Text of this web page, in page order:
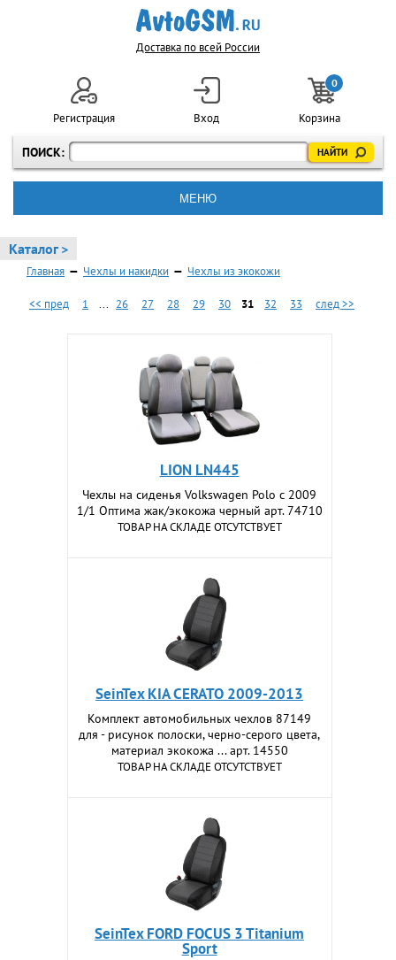
Доставка по всей России
ПОИСК:
Регистрация Вход
0
Корзина
МЕНЮ
Каталог >
Главная — Чехлы и накидки — Чехлы из экокожи
<< пред 1 ... 26 27 28 29 30 31 32 33 след >>
LION LN445
Чехлы на сиденья Volkswagen Polo c 2009
1/1 Оптима жак/экокожа черный арт. 74710
ТОВАР НА СКЛАДЕ ОТСУТСТВУЕТ
SeinTex KIA CERATO 2009-2013
Комплект автомобильных чехлов 87149
для - рисунок полоски, черно-серого цвета,
материал экокожа ... арт. 14550
ТОВАР НА СКЛАДЕ ОТСУТСТВУЕТ
SeinTex FORD FOCUS 3 Titanium
Sport